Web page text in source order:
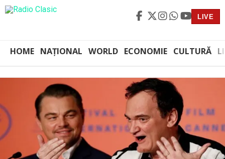
LIVE
HOME NAȚIONAL WORLD ECONOMIE CULTURĂ